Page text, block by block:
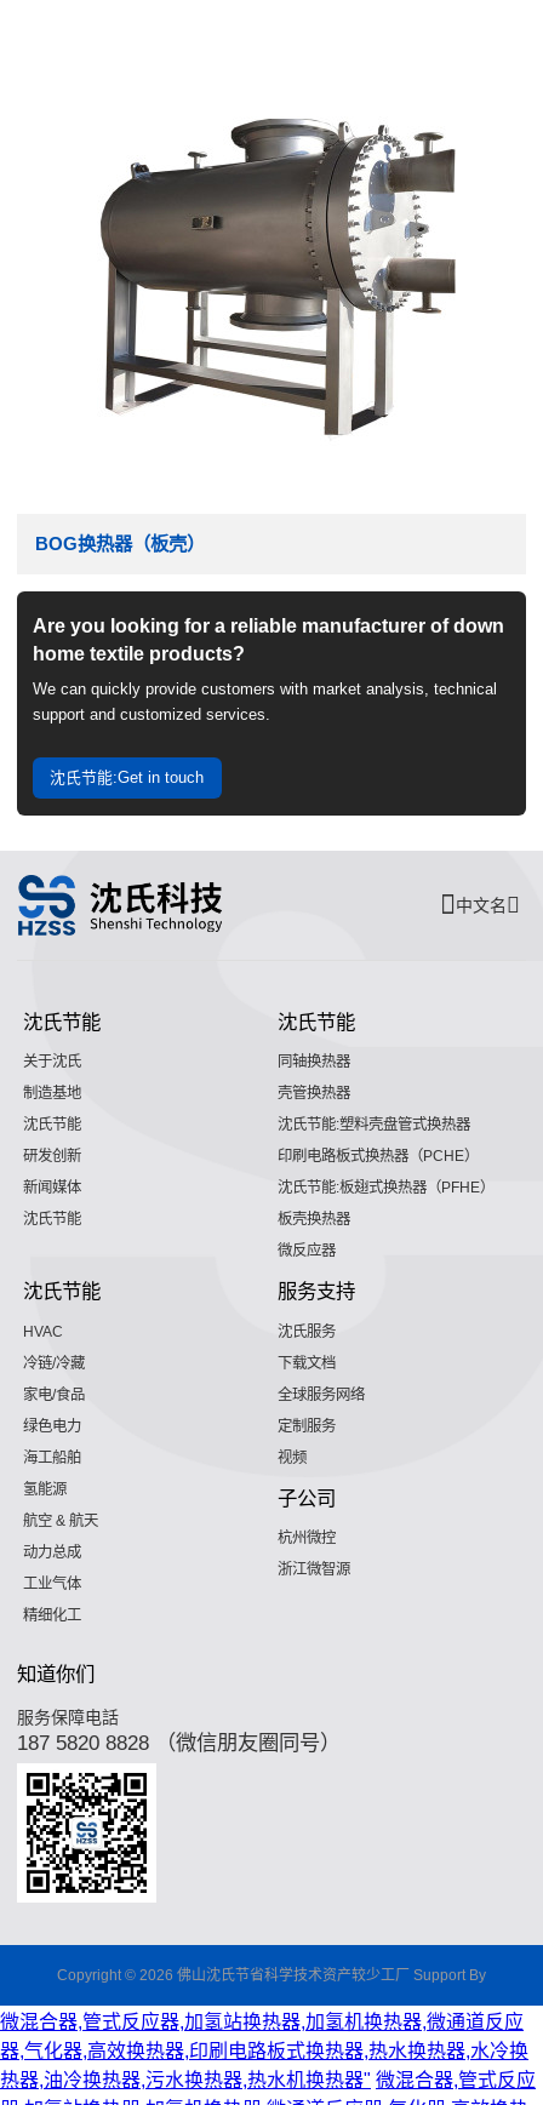
BOG换热器（板壳）
Are you looking for a reliable manufacturer of down
home textile products?
We can quickly provide customers with market analysis, technical
support and customized services.
沈氏节能:Get in touch
中文名
沈氏节能
关于沈氏
制造基地
沈氏节能
研发创新
新闻媒体
沈氏节能
沈氏节能
同轴换热器
壳管换热器
沈氏节能:塑料壳盘管式换热器
印刷电路板式换热器（PCHE）
沈氏节能:板翅式换热器（PFHE）
板壳换热器
微反应器
沈氏节能
HVAC
冷链/冷藏
家电/食品
绿色电力
海工船舶
氢能源
航空 & 航天
动力总成
工业气体
精细化工
服务支持
沈氏服务
下载文档
全球服务网络
定制服务
视频
子公司
杭州微控
浙江微智源
知道你们
服务保障电話
187 5820 8828 （微信朋友圈同号）
Copyright © 2026 佛山沈氏节省科学技术资产较少工厂 Support By
微混合器,管式反应器,加氢站换热器,加氢机换热器,微通道反应
器,气化器,高效换热器,印刷电路板式换热器,热水换热器,水冷换
热器,油冷换热器,污水换热器,热水机换热器" 微混合器,管式反应